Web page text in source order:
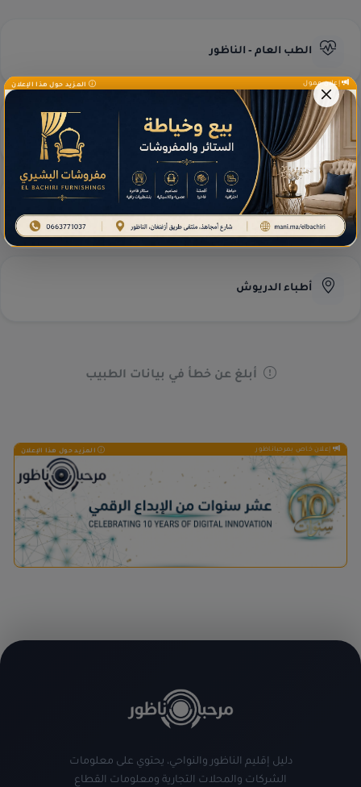
الطب العام - الناظور
طب العيون - الناظور
مختبرات التحاليل
أطباء الدريوش
أبلغ عن خطأ في بيانات الطبيب
إعلان خاص بمرحباناظور المزيد حول هذا الإعلان
دليل إقليم الناظور والنواحي، يحتوي على معلومات
الشركات والمحلات التجارية ومعلومات القطاع
إعلان ممول المزيد حول هذا الإعلان